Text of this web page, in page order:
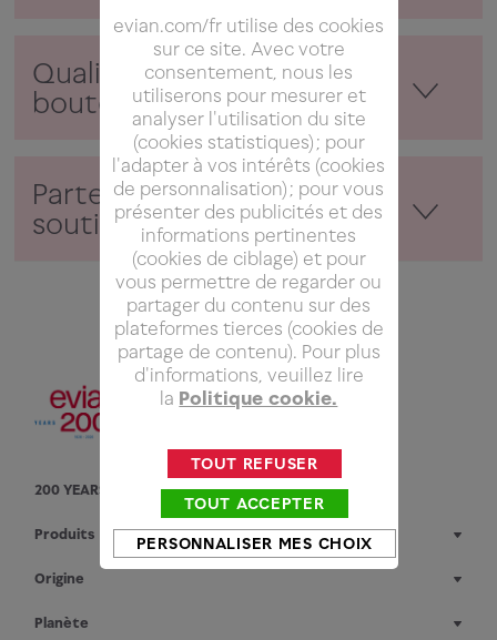
Qualité et durabilité de nos
bouteilles
Partenariats, mécénat et
soutiens financiers
200 YEARS YOUNG
Produits
Origine
Planète
evian.com/fr utilise des cookies
sur ce site. Avec votre
consentement, nous les
utiliserons pour mesurer et
analyser l'utilisation du site
(cookies statistiques) ; pour
l'adapter à vos intérêts (cookies
de personnalisation) ; pour vous
présenter des publicités et des
informations pertinentes
(cookies de ciblage) et pour
vous permettre de regarder ou
partager du contenu sur des
plateformes tierces (cookies de
partage de contenu). Pour plus
d'informations, veuillez lire
la Politique cookie.
TOUT REFUSER
TOUT ACCEPTER
PERSONNALISER MES CHOIX